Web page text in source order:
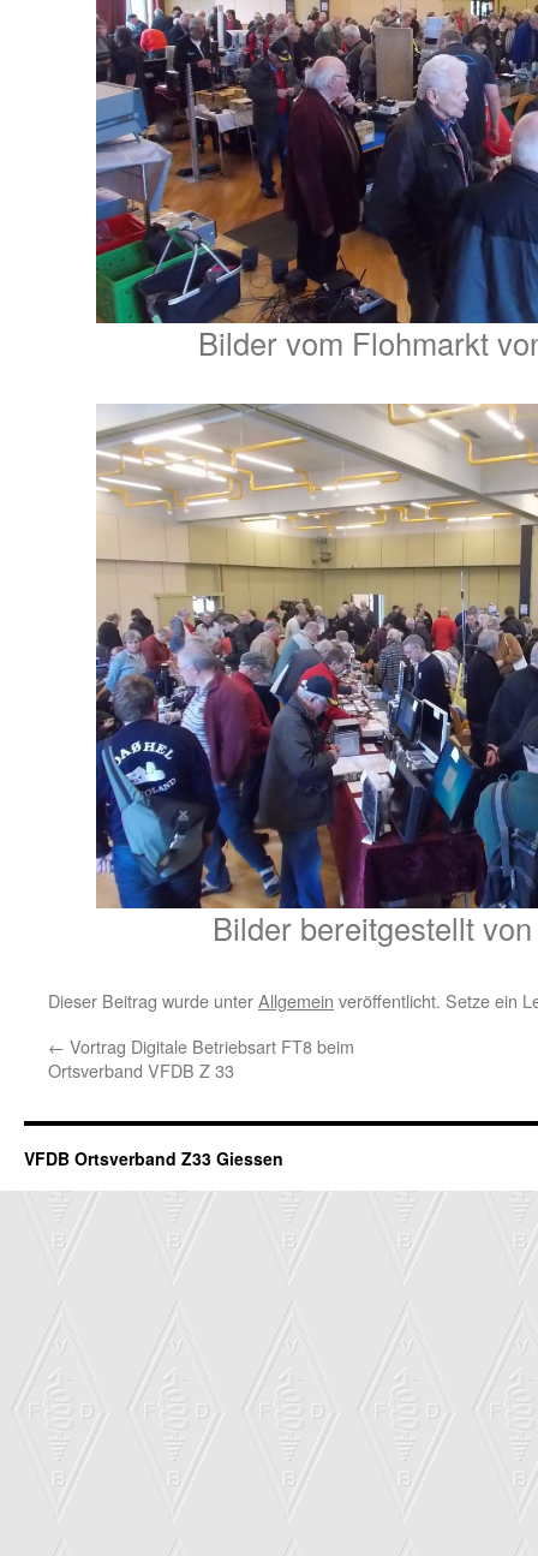
Bilder vom Flohmarkt
Bilder bereitgestellt
Dieser Beitrag wurde unterAllgemein veröffentlicht. Setze ein
← Vortrag Digitale Betriebsart FT8 beim
Ortsverband VFDB Z 33
VFDB Ortsverband Z33 Giessen